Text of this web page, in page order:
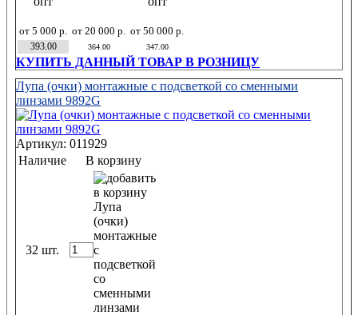
от 5 000 р. от 20 000 р. от 50 000 р.
393.00
364.00 347.00
КУПИТЬ ДАННЫЙ ТОВАР В РОЗНИЦУ
Лупа (очки) монтажные с подсветкой со сменными
линзами 9892G
Артикул: 011929
Наличие
В корзину
32 шт.